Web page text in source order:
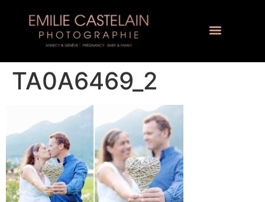
TA0A6469_2